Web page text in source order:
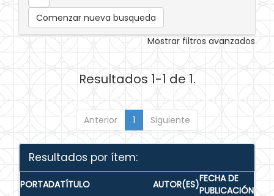
Comenzar nueva busqueda
Mostrar filtros avanzados
Resultados 1-1 de 1.
Anterior 1 Siguiente
Resultados por ítem:
PORTADATÍTULO AUTOR(ES)FECHA DE
PUBLICACIÓN